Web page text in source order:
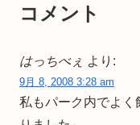
コメント
はっちべぇ より:
9月 8, 2008 3:28 am
私もパーク内でよく